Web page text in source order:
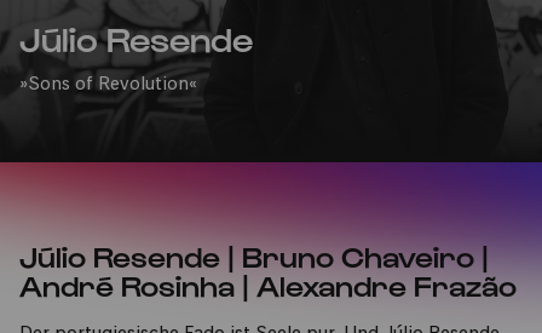
Júlio Resende
»Sons of Revolution«
Júlio Resende | Bruno Chaveiro |
André Rosinha | Alexandre Frazão